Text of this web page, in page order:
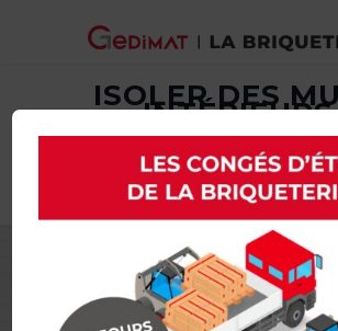
ISOLER DES
INTÉRIEURS
(GEDIMAT) –
MAISON DE A